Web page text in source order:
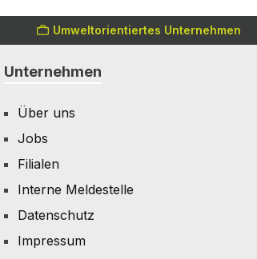
Umweltorientiertes Unternehmen
Unternehmen
Über uns
Jobs
Filialen
Interne Meldestelle
Datenschutz
Impressum